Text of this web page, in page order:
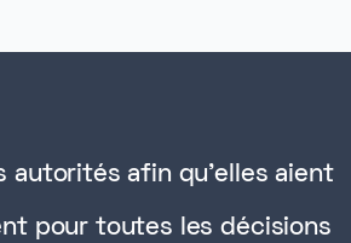
autorités afin qu'elles aient
pour toutes les décisions